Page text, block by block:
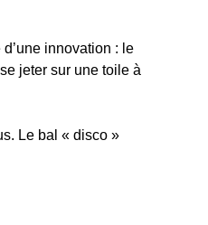
innovation : le
jeter sur une toile à
Le bal « disco »